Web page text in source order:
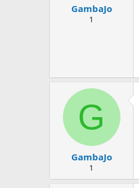
GambaJo
1
G
GambaJo
1